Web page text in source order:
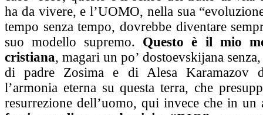
ha da vivere, e l’UOMO, nella sua
tempo senza tempo, dovrebbe diventare
suo modello supremo. Questo è il mio
cristiana, magari un po’ dostoevskijana
di padre Zosima e di Alesa Karamazov
l’armonia eterna su questa terra, che
resurrezione dell’uomo, qui invece che in